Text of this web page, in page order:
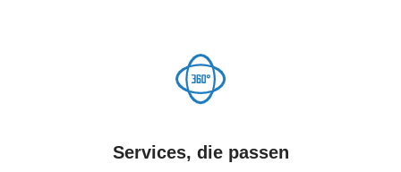
Services, die passen